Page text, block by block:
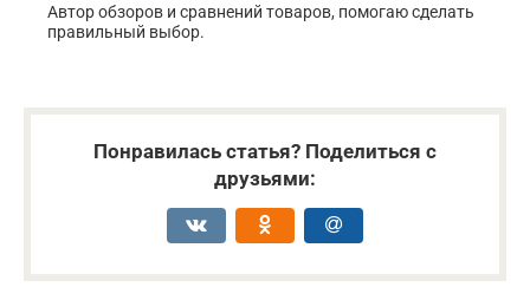
Автор обзоров и сравнений товаров, помогаю сделать
правильный выбор.
Понравилась статья? Поделиться с
друзьями: